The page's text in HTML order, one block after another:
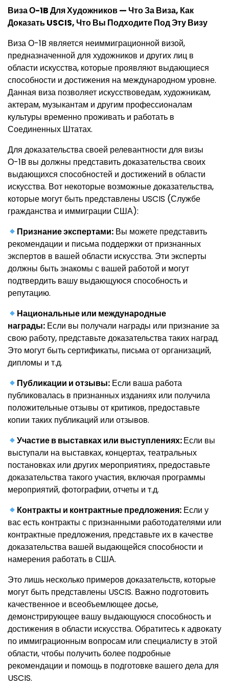
Виза О-1B Для Художников — Что За Виза, Как
Доказать USCIS, Что Вы Подходите Под Эту Визу
Виза О-1B является неиммиграционной визой,
предназначенной для художников и других лиц в
области искусства, которые проявляют выдающиеся
способности и достижения на международном уровне.
Данная виза позволяет искусствоведам, художникам,
актерам, музыкантам и другим профессионалам
культуры временно проживать и работать в
Соединенных Штатах.
Для доказательства своей релевантности для визы
О-1B вы должны представить доказательства своих
выдающихся способностей и достижений в области
искусства. Вот некоторые возможные доказательства,
которые могут быть представлены USCIS (Службе
гражданства и иммиграции США):
Признание экспертами: Вы можете представить
рекомендации и письма поддержки от признанных
экспертов в вашей области искусства. Эти эксперты
должны быть знакомы с вашей работой и могут
подтвердить вашу выдающуюся способность и
репутацию.
Национальные или международные
награды: Если вы получали награды или признание за
свою работу, представьте доказательства таких наград.
Это могут быть сертификаты, письма от организаций,
дипломы и т.д.
Публикации и отзывы: Если ваша работа
публиковалась в признанных изданиях или получила
положительные отзывы от критиков, предоставьте
копии таких публикаций или отзывов.
Участие в выставках или выступлениях:Если вы
выступали на выставках, концертах, театральных
постановках или других мероприятиях, предоставьте
доказательства такого участия, включая программы
мероприятий, фотографии, отчеты и т.д.
Контракты и контрактные предложения: Если у
вас есть контракты с признанными работодателями или
контрактные предложения, представьте их в качестве
доказательства вашей выдающейся способности и
намерения работать в США.
Это лишь несколько примеров доказательств, которые
могут быть представлены USCIS. Важно подготовить
качественное и всеобъемлющее досье,
демонстрирующее вашу выдающуюся способность и
достижения в области искусства. Обратитесь к адвокату
по иммиграционным вопросам или специалисту в этой
области, чтобы получить более подробные
рекомендации и помощь в подготовке вашего дела для
USCIS.